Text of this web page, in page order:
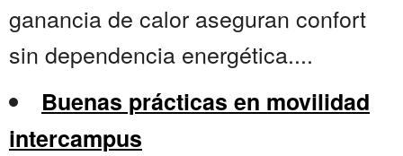
ganancia de calor aseguran confort
sin dependencia energética....
Buenas prácticas en movilidad
intercampus